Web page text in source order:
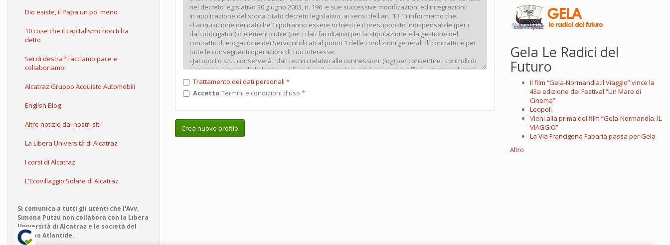
Dio esiste, il Papa un po' meno
10 cose che il capitalismo non ti ha
detto
Sei di destra? Facciamo pace e
collaboriamo!
Alcatraz Gruppo Acquisto Automobili
English Blog
Altre notizie dai nostri siti
La Libera Università di Alcatraz
I corsi di Alcatraz
L'Ecovillaggio Solare di Alcatraz
Si comunica a tutti gli utenti che l'Avv.
Simona Putzu non collabora con la Libera
Università di Alcatraz e le società del
Gruppo Atlantide.
Trattamento dei dati personali *
Accetto Termini e condizioni d'uso *
Crea nuovo profilo
Gela Le Radici del
Futuro
Il film “Gela-Normandia.Il Viaggio” vince la
43a edizione del Festival “Un Mare di
Cinema”
Leopoli
Vieni alla prima del film “Gela-Normandia. IL
VIAGGIO”
La Via Francigena Fabaria passa per Gela
Altro